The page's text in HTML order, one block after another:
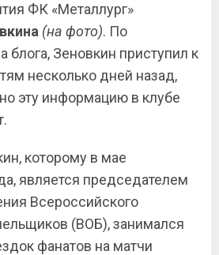
ФК «Металлург»
(на фото). По
блога, Зеновкин приступил к
несколько дней назад,
эту информацию в клубе
которому в мае
является председателем
Всероссийского
(ВОБ), занимался
фанатов на матчи